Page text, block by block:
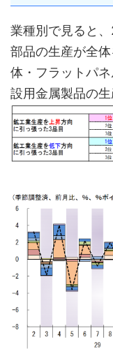
業種別で見ると
部品の生産が全
体・フラットパ
設用金属製品の生